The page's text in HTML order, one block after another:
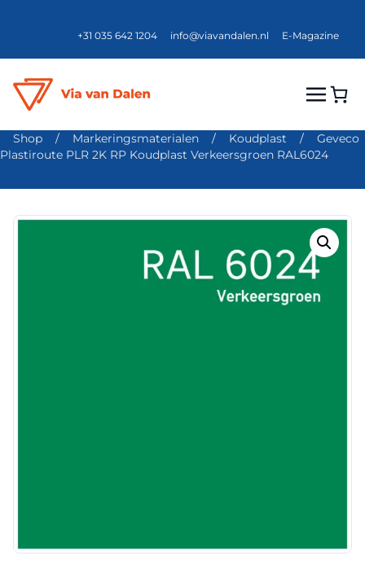
+31 035 642 1204 info@viavandalen.nl E-Magazine
Shop / Markeringsmaterialen / Koudplast /
Geveco
Plastiroute PLR 2K RP Koudplast Verkeersgroen RAL6024